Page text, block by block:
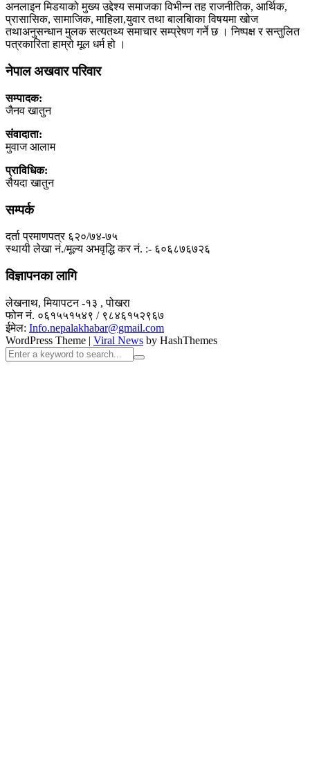
अनलाइन मिडयाको मुख्य उद्देश्य समाजका विभीन्न तह राजनीतिक, आर्थिक,
प्रासासिक, सामाजिक, माहिला,युवार तथा बालबािका विषयमा खोज
तथाअनुसन्धान मुलक सत्यतथ्य समाचार सम्प्रेषण गर्ने छ । निष्पक्ष र सन्तुलित
पत्रकारिता हाम्रो मूल धर्म हो ।
नेपाल अखवार परिवार
सम्पादक:
जैनव खातुन
संवादाता:
मुवाज आलाम
प्राविधिक:
सैयदा खातुन
सम्पर्क
दर्ता प्रमाणपत्र ६२०/७४-७५
स्थायी लेखा नं./मूल्य अभवृद्धि कर नं. :- ६०६८७६७२६
विज्ञापनका लागि
लेखनाथ, मियापटन -१३ , पोखरा
फोन नं. ०६१५५१५४९ / ९८४६१५२९६७
ईमेल: Info.nepalakhabar@gmail.com
WordPress Theme | Viral News by HashThemes